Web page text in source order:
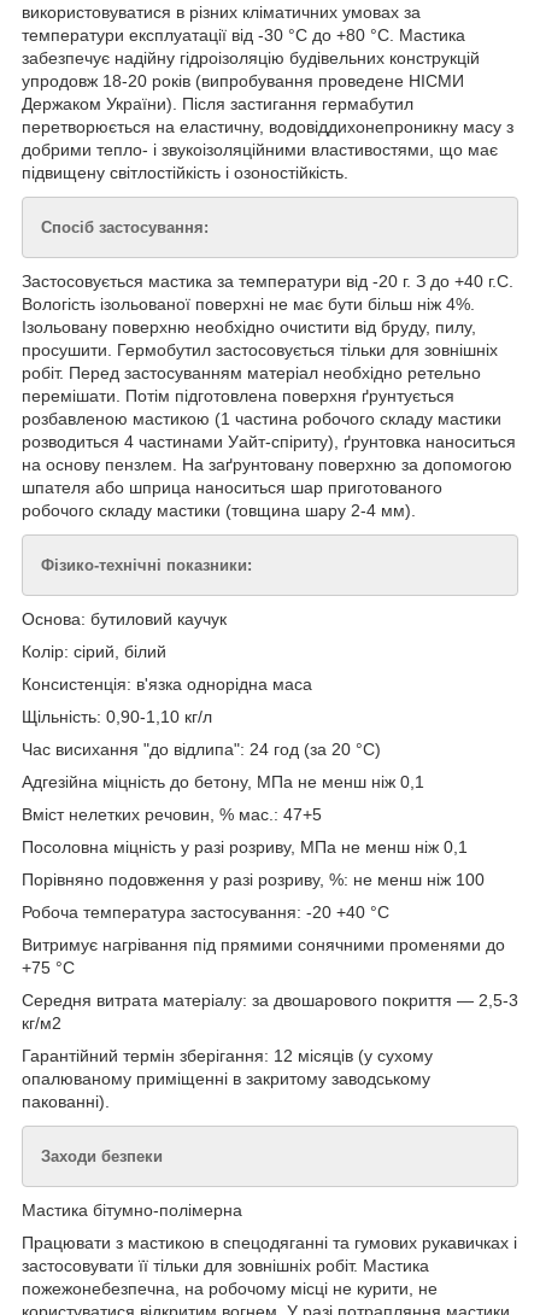
використовуватися в різних кліматичних умовах за
температури експлуатації від -30 °C до +80 °C. Мастика
забезпечує надійну гідроізоляцію будівельних конструкцій
упродовж 18-20 років (випробування проведене НІСМИ
Держаком України). Після застигання гермабутил
перетворюється на еластичну, водовіддихонепроникну масу з
добрими тепло- і звукоізоляційними властивостями, що має
підвищену світлостійкість і озоностійкість.
Спосіб застосування:
Застосовується мастика за температури від -20 г. З до +40 г.С.
Вологість ізольованої поверхні не має бути більш ніж 4%.
Ізольовану поверхню необхідно очистити від бруду, пилу,
просушити. Гермобутил застосовується тільки для зовнішніх
робіт. Перед застосуванням матеріал необхідно ретельно
перемішати. Потім підготовлена поверхня ґрунтується
розбавленою мастикою (1 частина робочого складу мастики
розводиться 4 частинами Уайт-спіриту), ґрунтовка наноситься
на основу пензлем. На заґрунтовану поверхню за допомогою
шпателя або шприца наноситься шар приготованого
робочого складу мастики (товщина шару 2-4 мм).
Фізико-технічні показники:
Основа: бутиловий каучук
Колір: сірий, білий
Консистенція: в'язка однорідна маса
Щільність: 0,90-1,10 кг/л
Час висихання "до відлипа": 24 год (за 20 °C)
Адгезійна міцність до бетону, МПа не менш ніж 0,1
Вміст нелетких речовин, % мас.: 47+5
Посоловна міцність у разі розриву, МПа не менш ніж 0,1
Порівняно подовження у разі розриву, %: не менш ніж 100
Робоча температура застосування: -20 +40 °C
Витримує нагрівання під прямими сонячними променями до
+75 °C
Середня витрата матеріалу: за двошарового покриття — 2,5-3
кг/м2
Гарантійний термін зберігання: 12 місяців (у сухому
опалюваному приміщенні в закритому заводському
пакованні).
Заходи безпеки
Мастика бітумно-полімерна
Працювати з мастикою в спецодяганні та гумових рукавичках і
застосовувати її тільки для зовнішніх робіт. Мастика
пожежонебезпечна, на робочому місці не курити, не
користуватися відкритим вогнем. У разі потрапляння мастики